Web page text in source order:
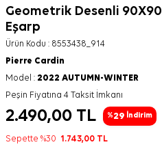
Geometrik Desenli
Eşarp
Ürün Kodu : 8553438_914
Pierre Cardin
Model : 2022 AUTUMN-WINTER
Peşin Fiyatına 4 Taksit İmkanı
2.490,00 TL %29 İndirim
Sepette %30 1.743,00 TL